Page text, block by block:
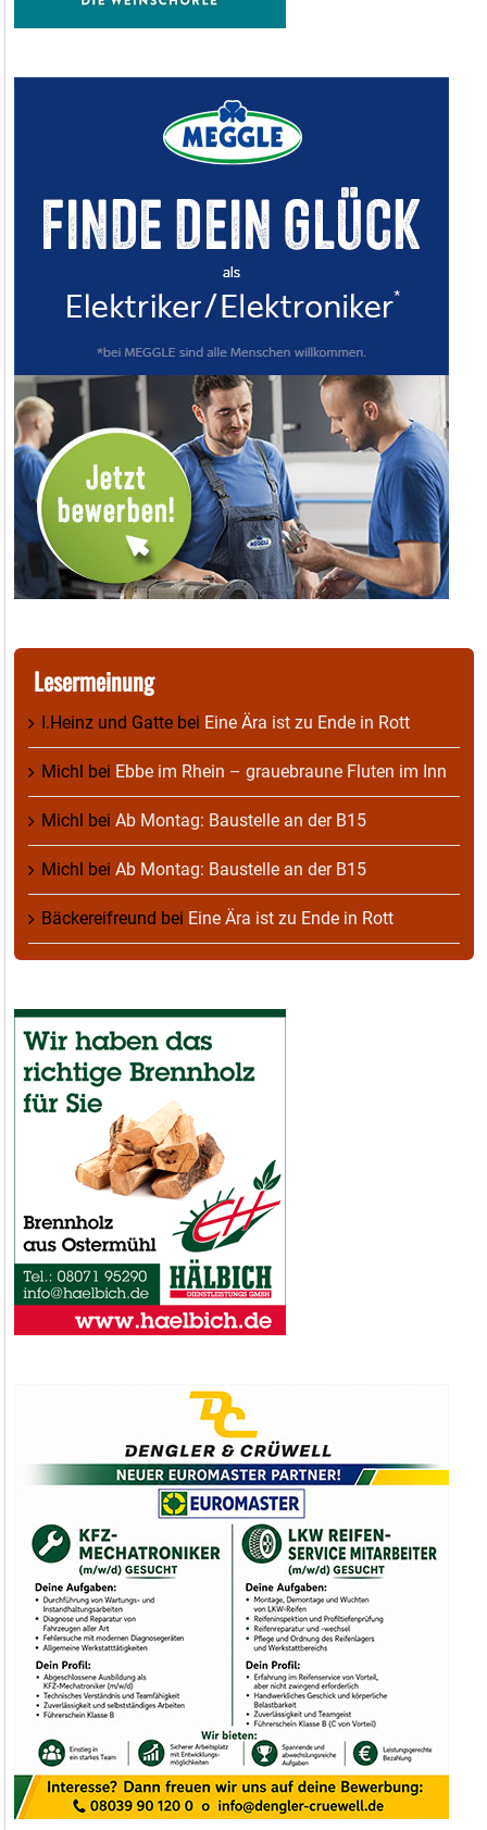
Lesermeinung
I.Heinz und Gatte bei Eine Ära ist zu Ende in Rott
Michl bei Ebbe im Rhein – grauebraune Fluten im Inn
Michl bei Ab Montag: Baustelle an der B15
Michl bei Ab Montag: Baustelle an der B15
Bäckereifreund bei Eine Ära ist zu Ende in Rott